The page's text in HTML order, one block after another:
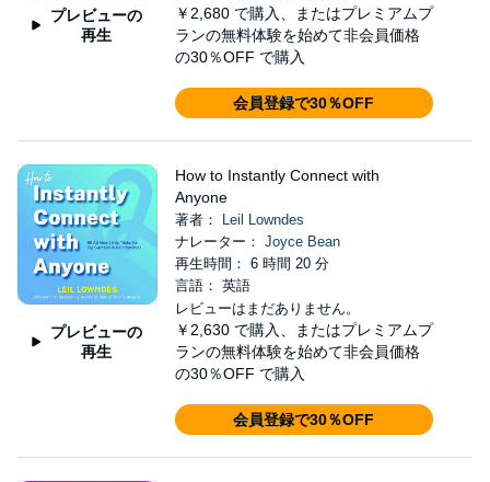
プレビューの
再生
￥2,680 で購入、またはプレミアムプ
ランの無料体験を始めて非会員価格
の30％OFF で購入
会員登録で30％OFF
プレビューの
再生
How to Instantly Connect with
Anyone
著者：
Leil Lowndes
ナレーター： Joyce Bean
再生時間： 6 時間 20 分
言語： 英語
レビューはまだありません。
￥2,630 で購入、またはプレミアムプ
ランの無料体験を始めて非会員価格
の30％OFF で購入
会員登録で30％OFF